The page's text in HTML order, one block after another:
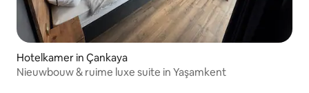
Hotelkamer in Çankaya
Nieuwbouw & ruime luxe suite in Yaşamkent